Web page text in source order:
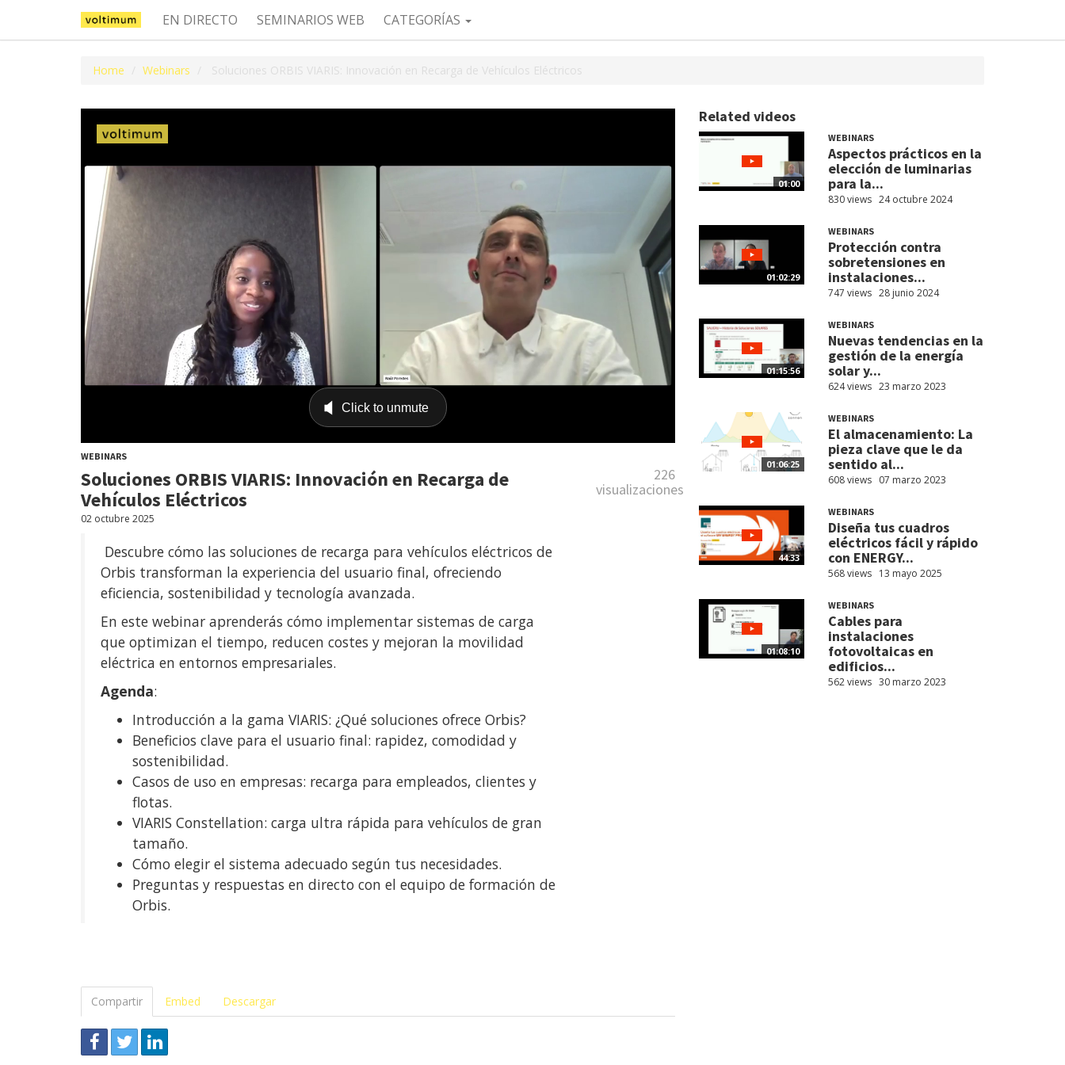
EN DIRECTO SEMINARIOS WEB CATEGORÍAS
Home Webinars Soluciones ORBIS VIARIS: Innovación en Recarga de Vehículos Eléctricos
WEBINARS
Soluciones ORBIS VIARIS: Innovación en Recarga de
Vehículos Eléctricos
226
visualizaciones
02 octubre 2025
Descubre cómo las soluciones de recarga para vehículos eléctricos de
Orbis transforman la experiencia del usuario final, ofreciendo
eficiencia, sostenibilidad y tecnología avanzada.
En este webinar aprenderás cómo implementar sistemas de carga
que optimizan el tiempo, reducen costes y mejoran la movilidad
eléctrica en entornos empresariales.
Agenda:
Introducción a la gama VIARIS: ¿Qué soluciones ofrece Orbis?
Beneficios clave para el usuario final: rapidez, comodidad y
sostenibilidad.
Casos de uso en empresas: recarga para empleados, clientes y
flotas.
VIARIS Constellation: carga ultra rápida para vehículos de gran
tamaño.
Cómo elegir el sistema adecuado según tus necesidades.
Preguntas y respuestas en directo con el equipo de formación de
Orbis.
Compartir Embed Descargar
Related videos
01:00
WEBINARS
Aspectos prácticos en la
elección de luminarias
para la...
830 views 24 octubre 2024
01:02:29
WEBINARS
Protección contra
sobretensiones en
instalaciones...
747 views 28 junio 2024
01:15:56
WEBINARS
Nuevas tendencias en la
gestión de la energía
solar y...
624 views 23 marzo 2023
01:06:25
WEBINARS
El almacenamiento: La
pieza clave que le da
sentido al...
608 views 07 marzo 2023
44:33
WEBINARS
Diseña tus cuadros
eléctricos fácil y rápido
con ENERGY...
568 views 13 mayo 2025
01:08:10
WEBINARS
Cables para
instalaciones
fotovoltaicas en
edificios...
562 views 30 marzo 2023